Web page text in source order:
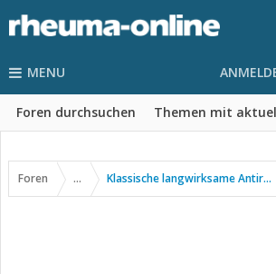
MENU
Foren durchsuchen Themen mit
Foren ... Klassische langwirksame